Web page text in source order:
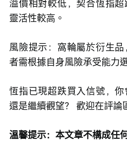
溢價相對較低，契合恆指
靈活性較高。
風險提示：窩輪屬於衍生
者需根據自身風險承受能力
恆指已現超跌買入信號，你
還是繼續觀望？ 歡迎在評論
溫馨提示：本文章不構成任